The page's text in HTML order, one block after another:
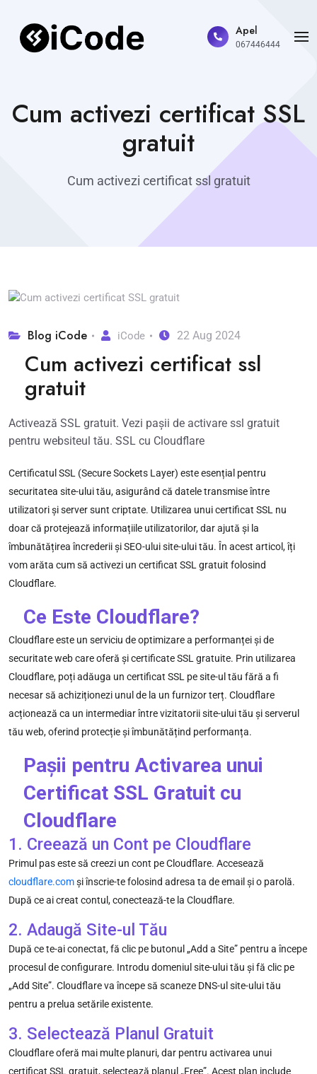
Apel
067446444
Cum activezi certificat SSL
gratuit
Cum activezi certificat ssl gratuit
Blog iCode iCode 22 Aug 2024
Cum activezi certificat ssl
gratuit
Activează SSL gratuit. Vezi pașii de activare ssl gratuit
pentru websiteul tău. SSL cu Cloudflare
Certificatul SSL (Secure Sockets Layer) este esențial pentru
securitatea site-ului tău, asigurând că datele transmise între
utilizatori și server sunt criptate. Utilizarea unui certificat SSL nu
doar că protejează informațiile utilizatorilor, dar ajută și la
îmbunătățirea încrederii și SEO-ului site-ului tău. În acest articol, îți
vom arăta cum să activezi un certificat SSL gratuit folosind
Cloudflare.
Ce Este Cloudflare?
Cloudflare este un serviciu de optimizare a performanței și de
securitate web care oferă și certificate SSL gratuite. Prin utilizarea
Cloudflare, poți adăuga un certificat SSL pe site-ul tău fără a fi
necesar să achiziționezi unul de la un furnizor terț. Cloudflare
acționează ca un intermediar între vizitatorii site-ului tău și serverul
tău web, oferind protecție și îmbunătățind performanța.
Pașii pentru Activarea unui
Certificat SSL Gratuit cu
Cloudflare
1. Creează un Cont pe Cloudflare
Primul pas este să creezi un cont pe Cloudflare. Accesează
cloudflare.comși înscrie-te folosind adresa ta de email și o parolă.
După ce ai creat contul, conectează-te la Cloudflare.
2. Adaugă Site-ul Tău
După ce te-ai conectat, fă clic pe butonul „Add a Site” pentru a începe
procesul de configurare. Introdu domeniul site-ului tău și fă clic pe
„Add Site”. Cloudflare va începe să scaneze DNS-ul site-ului tău
pentru a prelua setările existente.
3. Selectează Planul Gratuit
Cloudflare oferă mai multe planuri, dar pentru activarea unui
certificat SSL gratuit, selectează planul „Free”. Acest plan include